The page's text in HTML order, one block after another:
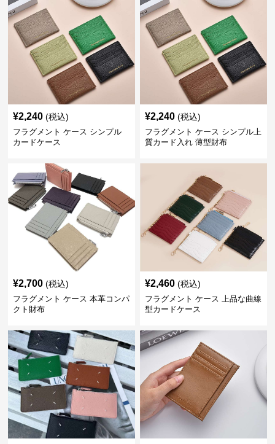
¥2,240 (税込)
フラグメント ケース シンプル
カードケース
¥2,240 (税込)
フラグメント ケース シンプル上
質カード入れ 薄型財布
¥2,700 (税込)
フラグメント ケース 本革コンパ
クト財布
¥2,460 (税込)
フラグメント ケース 上品な曲線
型カードケース